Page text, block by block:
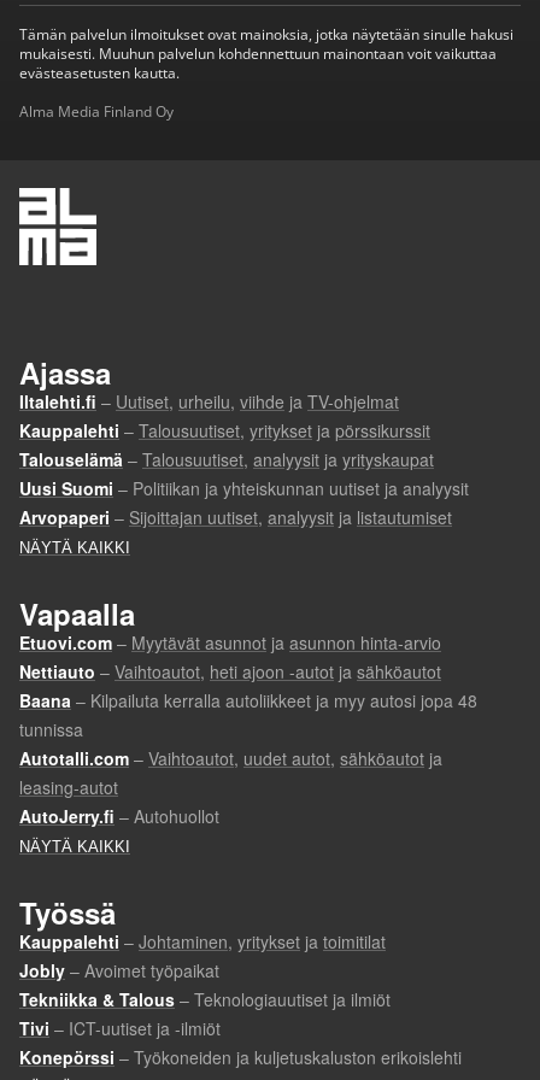
Tämän palvelun ilmoitukset ovat mainoksia, jotka näytetään sinulle hakusi
mukaisesti. Muuhun palvelun kohdennettuun mainontaan voit vaikuttaa
evästeasetusten kautta.
Alma Media Finland Oy